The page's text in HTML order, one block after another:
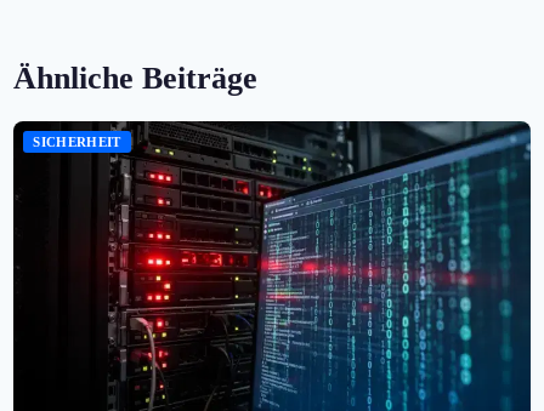
Ähnliche Beiträge
SICHERHEIT